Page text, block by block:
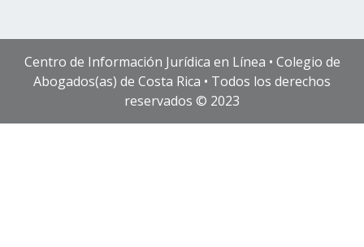
Centro de Información Jurídica en Línea • Colegio de
Abogados(as) de Costa Rica • Todos los derechos
reservados © 2023